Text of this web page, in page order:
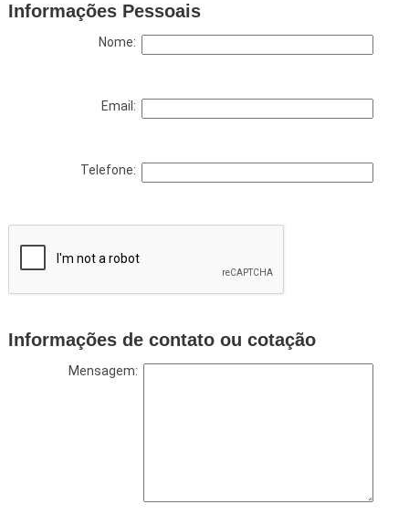
Informações Pessoais
Nome:
Email:
Telefone:
Informações de contato ou cotação
Mensagem: